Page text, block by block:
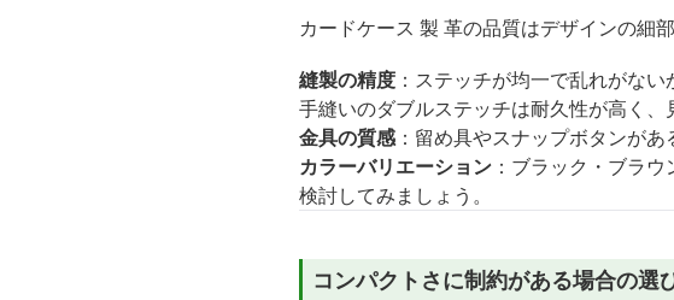
カードケース 製 革の品質はデザインの細部
縫製の精度 ：ステッチが均一で乱れがない
手縫いのダブルステッチは耐久性が高く、
金具の質感：留め具やスナップボタンがあ
カラーバリエーション ：ブラック・ブラ
検討してみましょう。
コンパクトさに制約がある場合の選